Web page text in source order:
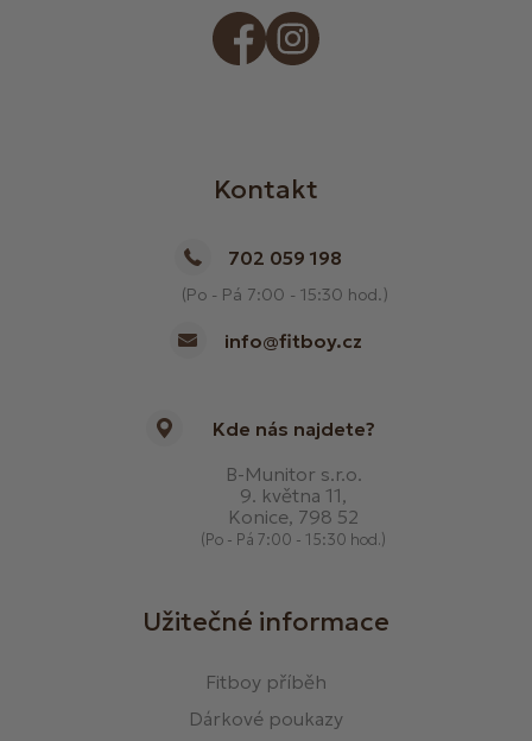
Kontakt
702 059 198
(Po - Pá 7:00 - 15:30 hod.)
info@fitboy.cz
Kde nás najdete?
B-Munitor s.r.o.
9. května 11,
Konice, 798 52
(Po - Pá 7:00 - 15:30 hod.)
Užitečné informace
Fitboy příběh
Dárkové poukazy